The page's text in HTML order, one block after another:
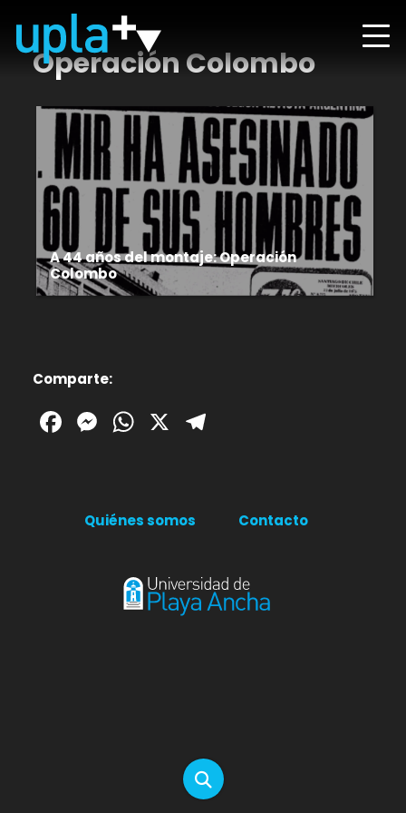
Operación Colombo
A 44 años del montaje: Operación
Colombo
Comparte:
Facebook
Messenger
WhatsApp
X
Quiénes somos Contacto